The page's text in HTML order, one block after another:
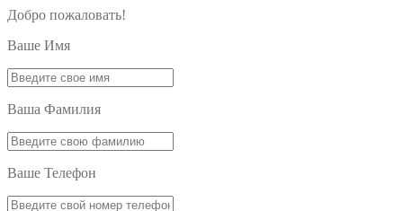
Добро пожаловать!
Ваше Имя
Ваша Фамилия
Ваше Телефон